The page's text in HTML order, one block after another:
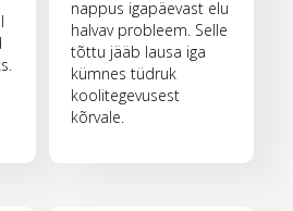
nappus igapäevast elu
halvav probleem. Selle
tõttu jääb lausa iga
kümnes tüdruk
koolitegevusest
kõrvale.